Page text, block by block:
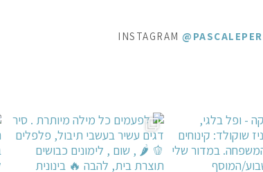
עשיר בעשבי תיבו
אני תמיד מקפידה למלא את הצנצנות המונחות על השיש במ